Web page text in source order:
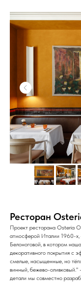
Ресторан
Проект ресторана Osteria
атмосферой Италии 1960-х,
Белоноговой, в котором
декоративного покрытия с
смелые, насыщенные, но
винный, бежево-оливковый."
детали мы совместно